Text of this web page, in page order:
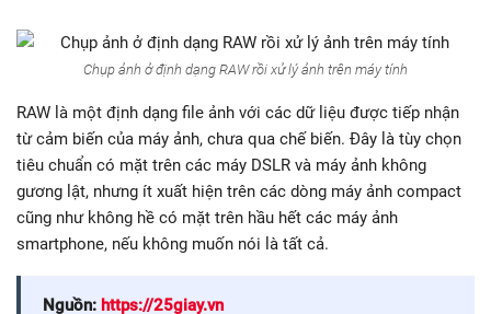
Chụp ảnh ở định dạng RAW rồi xử lý ảnh trên máy tính
RAW là một định dạng file ảnh với các dữ liệu được tiếp nhận
từ cảm biến của máy ảnh, chưa qua chế biến. Đây là tùy chọn
tiêu chuẩn có mặt trên các máy DSLR và máy ảnh không
gương lật, nhưng ít xuất hiện trên các dòng máy ảnh compact
cũng như không hề có mặt trên hầu hết các máy ảnh
smartphone, nếu không muốn nói là tất cả.
Nguồn: https://25giay.vn